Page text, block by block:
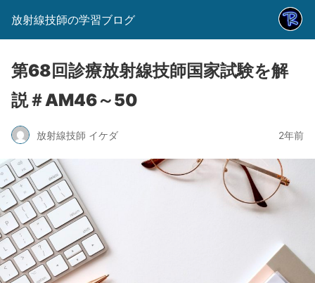
放射線技師の学習ブログ
第68回診療放射線技師国家試験を解
説＃AM46～50
放射線技師 イケダ 2年前